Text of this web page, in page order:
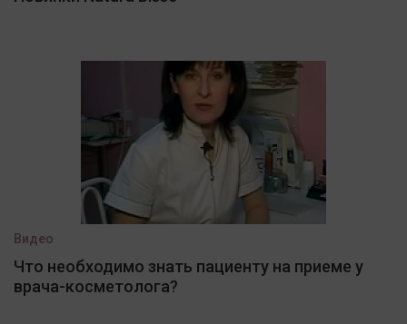
Видео
Что необходимо знать пациенту на приеме у
врача-косметолога?